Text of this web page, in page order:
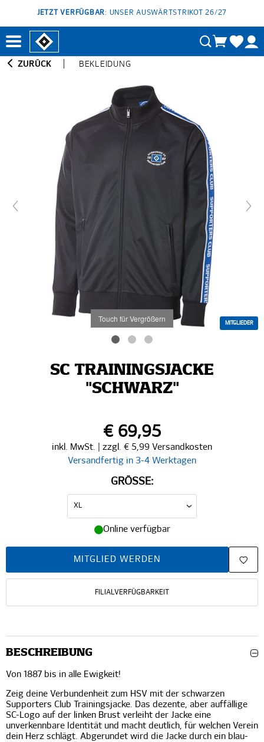
JETZT VERFÜGBAR: UNSER AUSWÄRTSTRIKOT 26/27
ZURÜCK BEKLEIDUNG
Touch für Vergrößern MITGLIEDER
SC TRAININGSJACKE
"SCHWARZ"
€ 69,95
inkl. MwSt. | zzgl. € 5,99 Versandkosten
Versandfertig in 3-4 Werktagen
GRÖSSE:
Online verfügbar
MITGLIED WERDEN
FILIALVERFÜGBARKEIT
BESCHREIBUNG
Von 1887 bis in alle Ewigkeit!
Zeig deine Verbundenheit zum HSV mit der schwarzen
Supporters Club Trainingsjacke. Das dezente, aber auffällige
SC-Logo auf der linken Brust verleiht der Jacke eine
unverkennbare Identität und macht deutlich, für welchen Verein
dein Herz schlägt. Abgerundet wird die Jacke durch ein blau-